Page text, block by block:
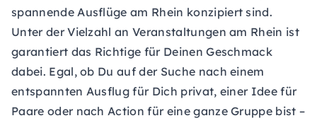
spannende Ausflüge am Rhein konzipiert sind.
Unter der Vielzahl an Veranstaltungen am Rhein ist
garantiert das Richtige für Deinen Geschmack
dabei. Egal, ob Du auf der Suche nach einem
entspannten Ausflug für Dich privat, einer Idee für
Paare oder nach Action für eine ganze Gruppe bist –